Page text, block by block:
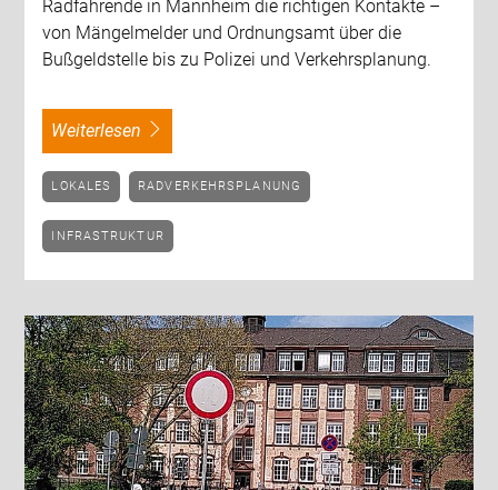
Radfahrende in Mannheim die richtigen Kontakte –
von Mängelmelder und Ordnungsamt über die
Bußgeldstelle bis zu Polizei und Verkehrsplanung.
weiterlesen
LOKALES RADVERKEHRSPLANUNG
INFRASTRUKTUR